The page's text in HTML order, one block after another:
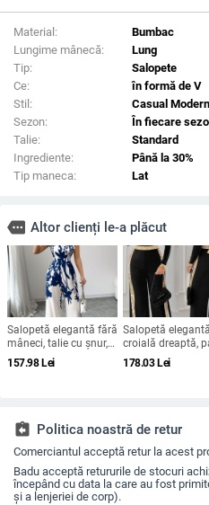
Material:
Bumbac
Lungime mânecă:
Lung
Tip:
Salopete
Ce:
în formă de V
Stil:
Casual Modern
Sezon:
În fiecare
Talie:
Standard
Ingrediente:
Până la 30%
Tip maneca:
Lat
more Altor clienți le-a plăcut
Salopetă elegantă fără
mâneci, talie cu șnur,
croială dreptă,
poliester, stil urban
157.98Lei
Salopetă
croială dreaptă,
pe panouri,
pătrat, talie
178.03Lei
assignment_return Politica noastră de retur
Comerciantul acceptă retur la acest
Badu acceptă retururile de stocuri
începând cu data la care au fost
și a lenjeriei de corp).